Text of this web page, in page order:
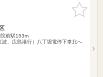
お気に入
りに追加
前駅153m
波、広島港行）八丁堀電停下車北へ